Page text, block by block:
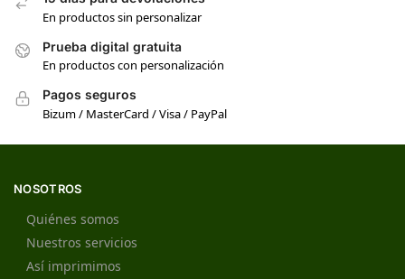
En productos sin personalizar
Prueba digital gratuita
En productos con personalización
Pagos seguros
Bizum / MasterCard / Visa / PayPal
NOSOTROS
Quiénes somos
Nuestros servicios
Así imprimimos